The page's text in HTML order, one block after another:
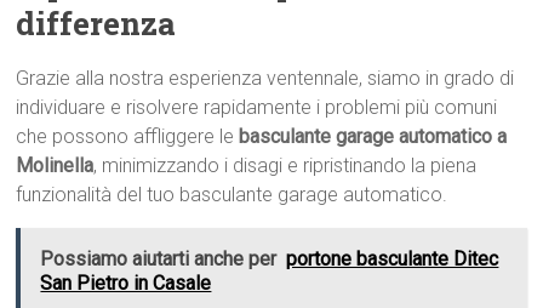
differenza
Grazie alla nostra esperienza ventennale, siamo in grado di
individuare e risolvere rapidamente i problemi più comuni
che possono affliggere le basculante garage automatico a
Molinella, minimizzando i disagi e ripristinando la piena
funzionalità del tuo basculante garage automatico.
Possiamo aiutarti anche per portone basculante Ditec
San Pietro in Casale